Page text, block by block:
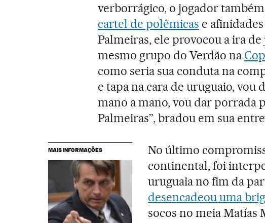
verborrágico, o jogador também
cartel de polêmicas e
Palmeiras, ele provocou a ira
mesmo grupo do Verdão na
como seria sua conduta na
e tapa na cara de uruguaio, vou
mano a mano, vou dar porrada
Palmeiras”, bradou em sua
MAIS INFORMAÇÕES
No último
continental, foi
uruguaia no fim da
desencadeou uma
socos no meia Matías